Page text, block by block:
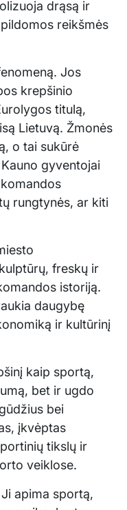
drąsą ir
reikšmės
Jos
krepšinio
titulą,
Lietuvą. Žmonės
o tai sukūrė
gyventojai
rungtynės, ar kiti
freskų ir
istoriją.
daugybę
ir kultūrinį
kaip sportą,
bet ir ugdo
bei
įkvėptas
tikslų ir
veiklose.
apima sportą,